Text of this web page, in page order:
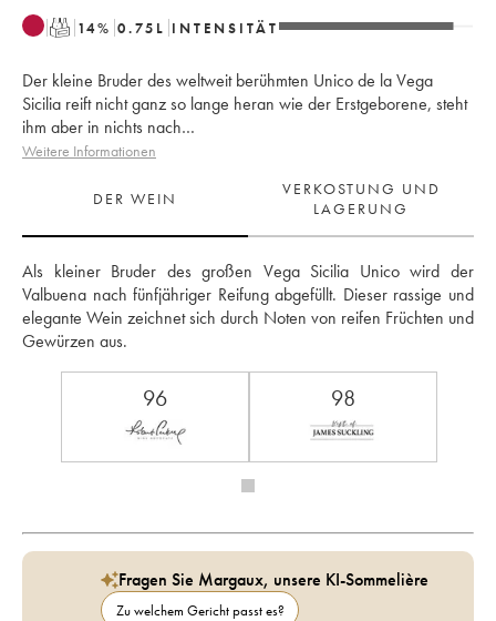
T 14% 0.75 L INTENSITÄT
Der kleine Bruder des weltweit berühmten Unico de la Vega
Sicilia reift nicht ganz so lange heran wie der Erstgeborene, steht
ihm aber in nichts nach…
Weitere Informationen
DER WEIN
VERKOSTUNG UND
LAGERUNG
Als kleiner Bruder des großen Vega Sicilia Unico wird der
Valbuena nach fünfjähriger Reifung abgefüllt. Dieser rassige und
elegante Wein zeichnet sich durch Noten von reifen Früchten und
Gewürzen aus.
96 98
Fragen Sie Margaux, unsere KI-Sommelière
Zu welchem Gericht passt es?